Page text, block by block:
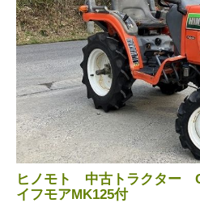
ヒノモト 中古トラクター
イフモアMK125付